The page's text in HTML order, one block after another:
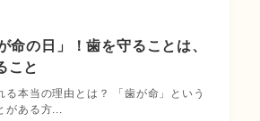
命の日」！歯を守ることは、
こと
る本当の理由とは？ 「歯が命」という
がある方...